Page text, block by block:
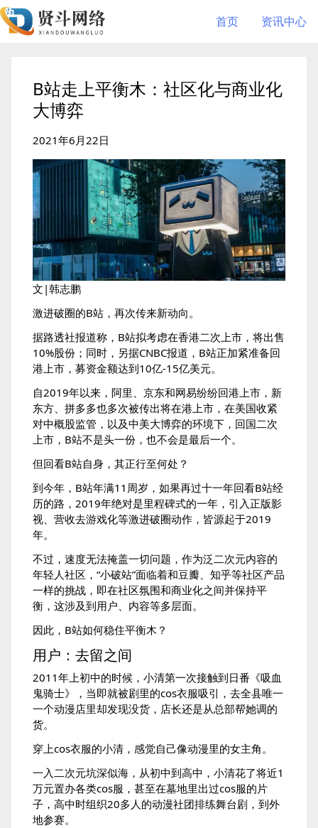
首页 资讯中心
B站走上平衡木：社区化与商业化
大博弈
2021年6月22日
文|韩志鹏
激进破圈的B站，再次传来新动向。
据路透社报道称，B站拟考虑在香港二次上市，将出售
10%股份；同时，另据CNBC报道，B站正加紧准备回
港上市，募资金额达到10亿-15亿美元。
自2019年以来，阿里、京东和网易纷纷回港上市，新
东方、拼多多也多次被传出将在港上市，在美国收紧
对中概股监管，以及中美大博弈的环境下，回国二次
上市，B站不是头一份，也不会是最后一个。
但回看B站自身，其正行至何处？
到今年，B站年满11周岁，如果再过十一年回看B站经
历的路，2019年绝对是里程碑式的一年，引入正版影
视、营收去游戏化等激进破圈动作，皆源起于2019
年。
不过，速度无法掩盖一切问题，作为泛二次元内容的
年轻人社区，“小破站”面临着和豆瓣、知乎等社区产品
一样的挑战，即在社区氛围和商业化之间并保持平
衡，这涉及到用户、内容等多层面。
因此，B站如何稳住平衡木？
用户：去留之间
2011年上初中的时候，小清第一次接触到日番《吸血
鬼骑士》，当即就被剧里的cos衣服吸引，去全县唯一
一个动漫店里却发现没货，店长还是从总部帮她调的
货。
穿上cos衣服的小清，感觉自己像动漫里的女主角。
一入二次元坑深似海，从初中到高中，小清花了将近1
万元置办各类cos服，甚至在墓地里出过cos服的片
子，高中时组织20多人的动漫社团排练舞台剧，到外
地参赛。